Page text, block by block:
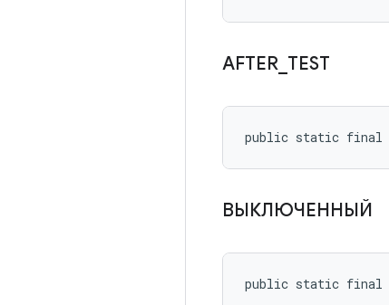
AFTER TEST
public static final
ВЫКЛЮЧЕННЫЙ
public static final